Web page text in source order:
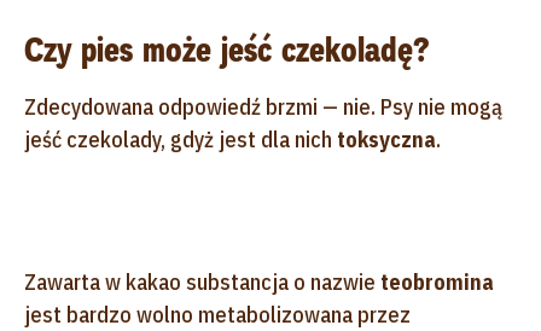
Czy pies może jeść czekoladę?
Zdecydowana odpowiedź brzmi — nie. Psy nie mogą
jeść czekolady, gdyż jest dla nich toksyczna.
Zawarta w kakao substancja o nazwie teobromina
jest bardzo wolno metabolizowana przez